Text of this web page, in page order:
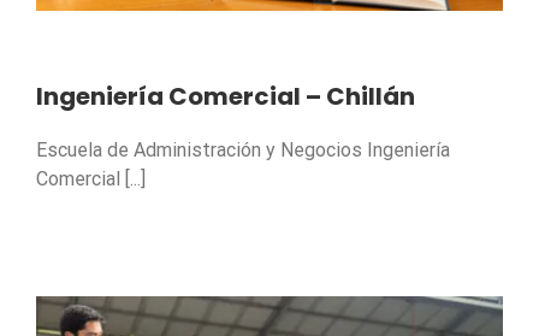
Ingeniería Comercial – Chillán
Escuela de Administración y Negocios Ingeniería
Comercial [...]